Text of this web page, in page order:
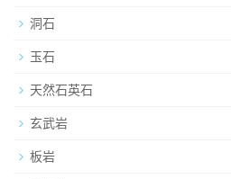
洞石
玉石
天然石英石
玄武岩
板岩